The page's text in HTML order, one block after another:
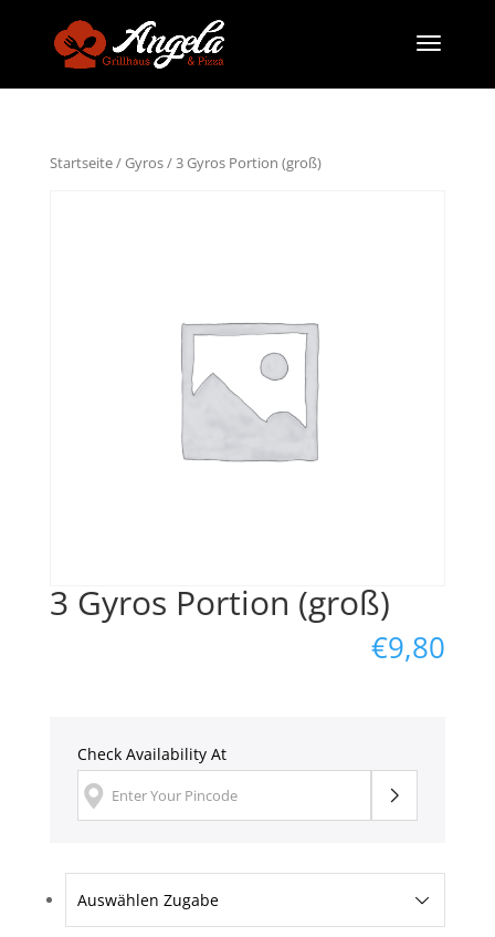
Startseite/Gyros/ 3 Gyros Portion (groß)
3 Gyros Portion (groß)
€9,80
Check Availability At
Auswählen Zugabe